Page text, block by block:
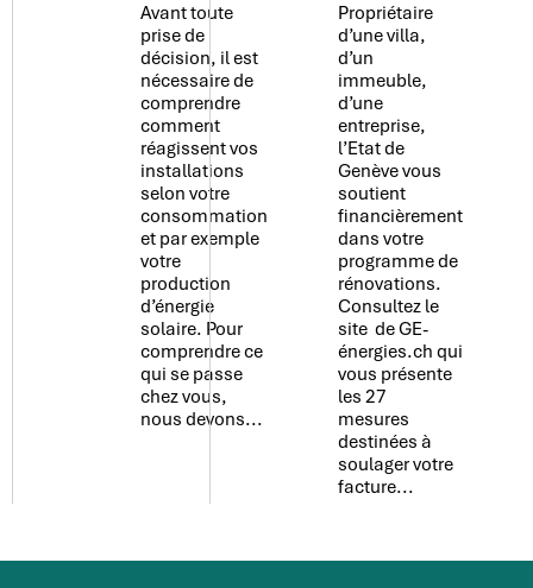
Avant toute
prise de
décision, il est
nécessaire de
comprendre
comment
réagissent vos
installations
selon votre
consommation
et par exemple
votre
production
d’énergie
solaire. Pour
comprendre ce
qui se passe
chez vous,
nous devons...
Propriétaire
d’une villa,
d’un
immeuble,
d’une
entreprise,
l’Etat de
Genève vous
soutient
financièrement
dans votre
programme de
rénovations.
Consultez le
site de GE-
énergies.ch qui
vous présente
les 27
mesures
destinées à
soulager votre
facture...